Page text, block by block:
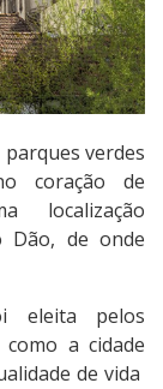
verdes
coração de
localização
Dão, de onde
eleita pelos
a cidade
de vida